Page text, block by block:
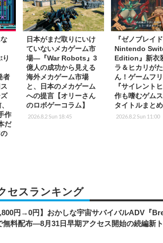
者
作
だ
日本がまだ取りにいけ
ていないメカゲーム市
場―『War Robots』3
億人の成功から見える
海外メカゲーム市場
と、日本のメカゲーム
への提言【オリーさん
のロボゲーコラム】
2026.8.2 Sun 18:45
『ゼノブレイ
Nintendo
Edition』新衣
ラ＆ヒカリが
ん！ゲームフ
『サイレント
作も嗜むゲム
タイトルまと
2026.8.2 Sun 11:00
セスランキング
円→0円】おかしな宇宙サバイバルADV『
無料配布―8月31日早期アクセス開始の続編新